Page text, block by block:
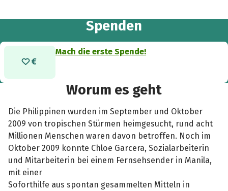
Spenden
Mach die erste Spende!
Worum es geht
Die Philippinen wurden im September und Oktober
2009 von tropischen Stürmen heimgesucht, rund acht
Millionen Menschen waren davon betroffen. Noch im
Oktober 2009 konnte Chloe Garcera, Sozialarbeiterin
und Mitarbeiterin bei einem Fernsehsender in Manila,
mit einer
Soforthilfe aus spontan gesammelten Mitteln in